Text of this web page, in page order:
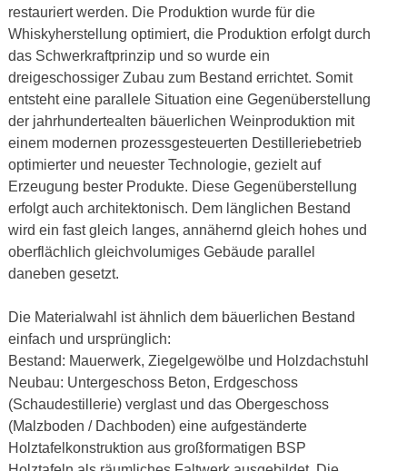
restauriert werden. Die Produktion wurde für die
Whiskyherstellung optimiert, die Produktion erfolgt durch
das Schwerkraftprinzip und so wurde ein
dreigeschossiger Zubau zum Bestand errichtet. Somit
entsteht eine parallele Situation eine Gegenüberstellung
der jahrhundertealten bäuerlichen Weinproduktion mit
einem modernen prozessgesteuerten Destilleriebetrieb
optimierter und neuester Technologie, gezielt auf
Erzeugung bester Produkte. Diese Gegenüberstellung
erfolgt auch architektonisch. Dem länglichen Bestand
wird ein fast gleich langes, annähernd gleich hohes und
oberflächlich gleichvolumiges Gebäude parallel
daneben gesetzt.
Die Materialwahl ist ähnlich dem bäuerlichen Bestand
einfach und ursprünglich:
Bestand: Mauerwerk, Ziegelgewölbe und Holzdachstuhl
Neubau: Untergeschoss Beton, Erdgeschoss
(Schaudestillerie) verglast und das Obergeschoss
(Malzboden / Dachboden) eine aufgeständerte
Holztafelkonstruktion aus großformatigen BSP